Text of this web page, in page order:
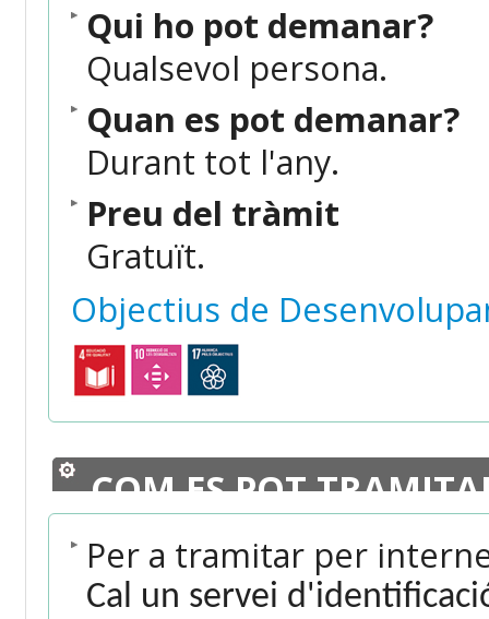
Qui ho pot demanar?
Qualsevol persona.
Quan es pot demanar?
Durant tot l'any.
Preu del tràmit
Gratuït.
Objectius de
COM ES POT
Per a tramitar per
Cal un servei